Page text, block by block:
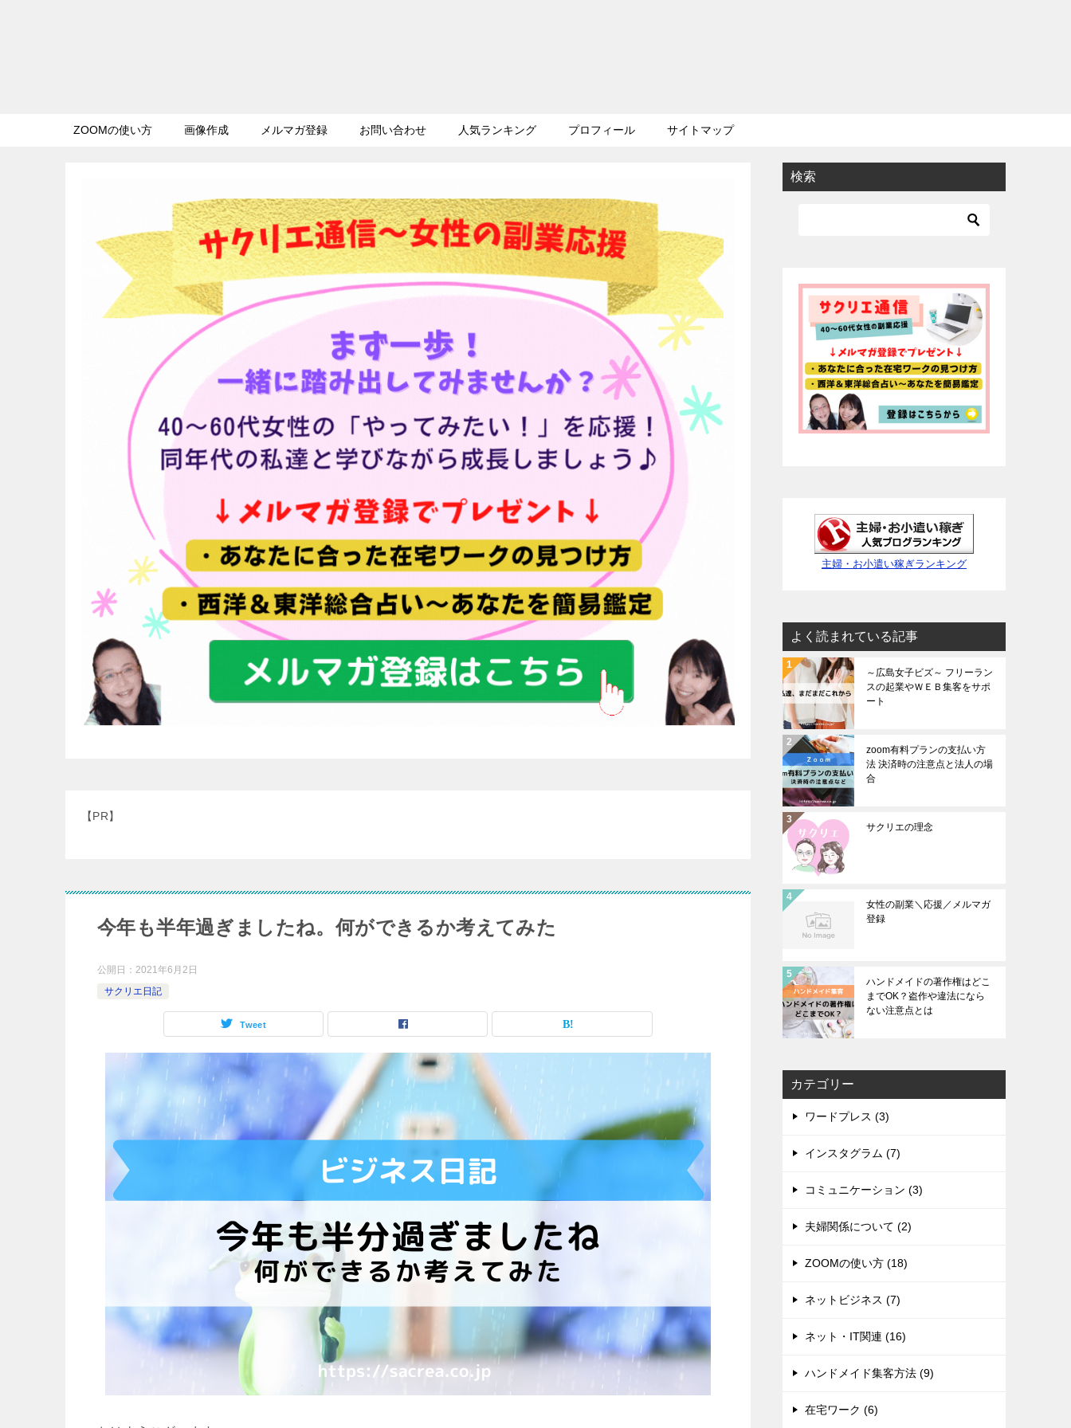
ZOOMの使い方 画像作成 メルマガ登録 お問い合わせ 人気ランキング プロフィール サイトマップ
【PR】
今年も半年過ぎましたね。何ができるか考えてみた
公開日： 2021年6月2日
サクリエ日記
Tweet
検索
主婦・お小遣い稼ぎランキング
よく読まれている記事
～広島女子ビズ～ フリーラン
スの起業やＷＥＢ集客をサポ
ート
zoom有料プランの支払い方
法 決済時の注意点と法人の場
合
サクリエの理念
女性の副業＼応援／メルマガ
登録
ハンドメイドの著作権はどこ
までOK？盗作や違法になら
ない注意点とは
カテゴリー
ワードプレス (3)
インスタグラム (7)
コミュニケーション (3)
夫婦関係について (2)
ZOOMの使い方 (18)
ネットビジネス (7)
ネット・IT関連 (16)
ハンドメイド集客方法 (9)
在宅ワーク (6)